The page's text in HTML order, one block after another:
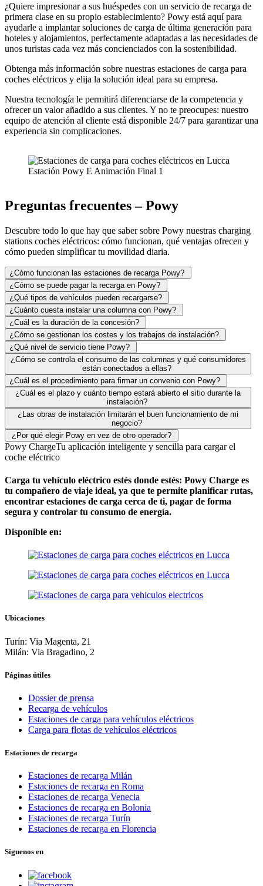
¿Quiere impresionar a sus huéspedes con un servicio de recarga de
primera clase en su propio establecimiento? Powy está aquí para
ayudarle a implantar soluciones de carga de última generación para
hoteles y alojamientos, perfectamente adaptadas a las necesidades de
unos turistas cada vez más concienciados con la sostenibilidad.
Obtenga más información sobre nuestras estaciones de carga para
coches eléctricos y elija la solución ideal para su empresa.
Nuestra tecnología le permitirá diferenciarse de la competencia y
ofrecer un valor añadido a sus clientes. Y no te preocupes: nuestro
equipo de atención al cliente está disponible 24/7 para garantizar una
experiencia sin complicaciones.
Estación Powy E Animación Final 1
Preguntas frecuentes – Powy
Descubre todo lo que hay que saber sobre Powy nuestras charging
stations coches eléctricos: cómo funcionan, qué ventajas ofrecen y
cómo pueden simplificar tu movilidad diaria.
¿Cómo funcionan las estaciones de recarga Powy?
¿Cómo se puede pagar la recarga en Powy?
¿Qué tipos de vehículos pueden recargarse?
¿Cuánto cuesta instalar una columna con Powy?
¿Cuál es la duración de la concesión?
¿Cómo se gestionan los costes y los trabajos de instalación?
¿Qué nivel de servicio tiene Powy?
¿Cómo se controla el consumo de las columnas y qué consumidores
están conectados a ellas?
¿Cuál es el procedimiento para firmar un convenio con Powy?
¿Cuál es el plazo y cuánto tiempo estará abierto el sitio durante la
instalación?
¿Las obras de instalación limitarán el buen funcionamiento de mi
negocio?
¿Por qué elegir Powy en vez de otro operador?
Powy ChargeTu aplicación inteligente y sencilla para cargar el
coche eléctrico
Carga tu vehículo eléctrico estés donde estés: Powy Charge es
tu compañero de viaje ideal, ya que te permite planificar rutas,
encontrar estaciones de carga cerca de ti, pagar de forma
segura y controlar tu consumo de energía.
Disponible en:
Ubicaciones
Turín: Via Magenta, 21
Milán: Via Bragadino, 2
Páginas útiles
Dossier de prensa
Recarga de vehículos
Estaciones de carga para vehículos eléctricos
Carga para flotas de vehículos eléctricos
Estaciones de recarga
Estaciones de recarga Milán
Estaciones de recarga en Roma
Estaciones de recarga Venecia
Estaciones de recarga en Bolonia
Estaciones de recarga Turín
Estaciones de recarga en Florencia
Síguenos en